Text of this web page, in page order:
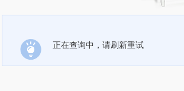
正在查询中，请刷新重试